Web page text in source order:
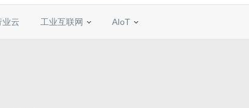
业云 工业互联网 AIoT